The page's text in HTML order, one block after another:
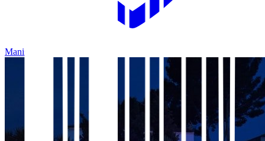
Manises